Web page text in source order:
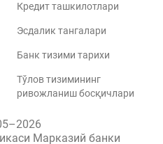
Кредит ташкилотлари
Эсдалик тангалари
Банк тизими тарихи
Тўлов тизимининг
ривожланиш босқичлари
Марказий банки